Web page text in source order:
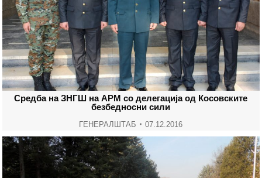
Средба на ЗНГШ на АРМ со делегација од Косовските
безбедносни сили
ГЕНЕРАЛШТАБ 07.12.2016